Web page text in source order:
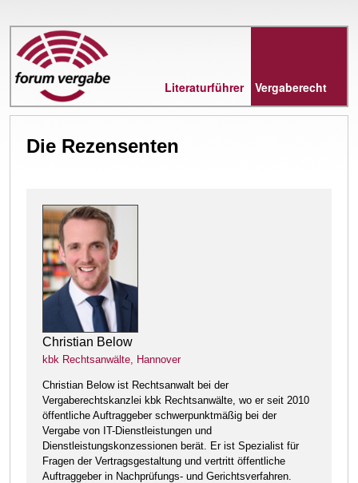
Literaturführer Vergaberecht
Die Rezensenten
Christian Below
kbk Rechtsanwälte, Hannover
Christian Below ist Rechtsanwalt bei der
Vergaberechtskanzlei kbk Rechtsanwälte, wo er seit 2010
öffentliche Auftraggeber schwerpunktmäßig bei der
Vergabe von IT-Dienstleistungen und
Dienstleistungskonzessionen berät. Er ist Spezialist für
Fragen der Vertragsgestaltung und vertritt öffentliche
Auftraggeber in Nachprüfungs- und Gerichtsverfahren.